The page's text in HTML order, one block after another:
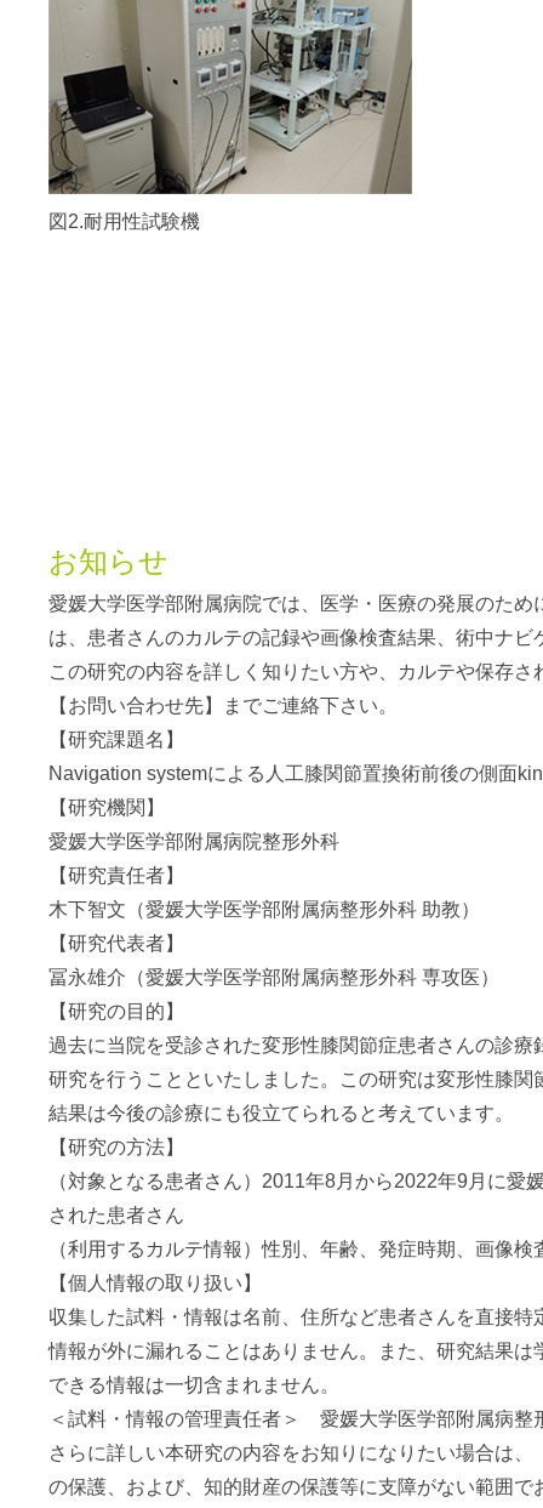
図2.耐用性試験機
お知らせ
愛媛大学医学部附属病院では、医学・医療の発展のた
は、患者さんのカルテの記録や画像検査結果、術中ナ
この研究の内容を詳しく知りたい方や、カルテや保存
【お問い合わせ先】までご連絡下さい。
【研究課題名】
Navigation systemによる人工膝関節置換術前後の側面
【研究機関】
愛媛大学医学部附属病院整形外科
【研究責任者】
木下智文（愛媛大学医学部附属病整形外科 助教）
【研究代表者】
冨永雄介（愛媛大学医学部附属病整形外科 専攻医）
【研究の目的】
過去に当院を受診された変形性膝関節症患者さんの診
研究を行うことといたしました。この研究は変形性膝
結果は今後の診療にも役立てられると考えています。
【研究の方法】
（対象となる患者さん）2011年8月から2022年9月に
された患者さん
（利用するカルテ情報）性別、年齢、発症時期、画像
【個人情報の取り扱い】
収集した試料・情報は名前、住所など患者さんを直接
情報が外に漏れることはありません。また、研究結果
できる情報は一切含まれません。
＜試料・情報の管理責任者＞ 愛媛大学医学部附属病整
さらに詳しい本研究の内容をお知りになりたい場合は
の保護、および、知的財産の保護等に支障がない範囲で